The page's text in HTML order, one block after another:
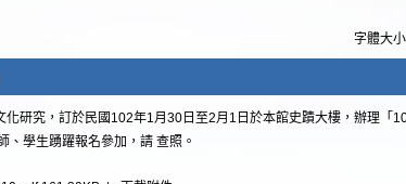
字體大
化研究，訂於民國102年1月30日至2月1日於本館史蹟大樓，辦理「
、學生踴躍報名參加，請 查照。